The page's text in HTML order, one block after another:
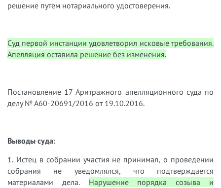
решение путем нотариального удостоверения.
Суд первой инстанции удовлетворил исковые требования.
Апелляция оставила решение без изменения.
Постановление 17 Аритражного апелляционного суда по
делу № А60-20691/2016 от 19.10.2016.
Выводы суда:
1. Истец в собрании участия не принимал, о проведении
собрания не уведомлялся, что подтверждается
материалами дела. Нарушение порядка созыва и